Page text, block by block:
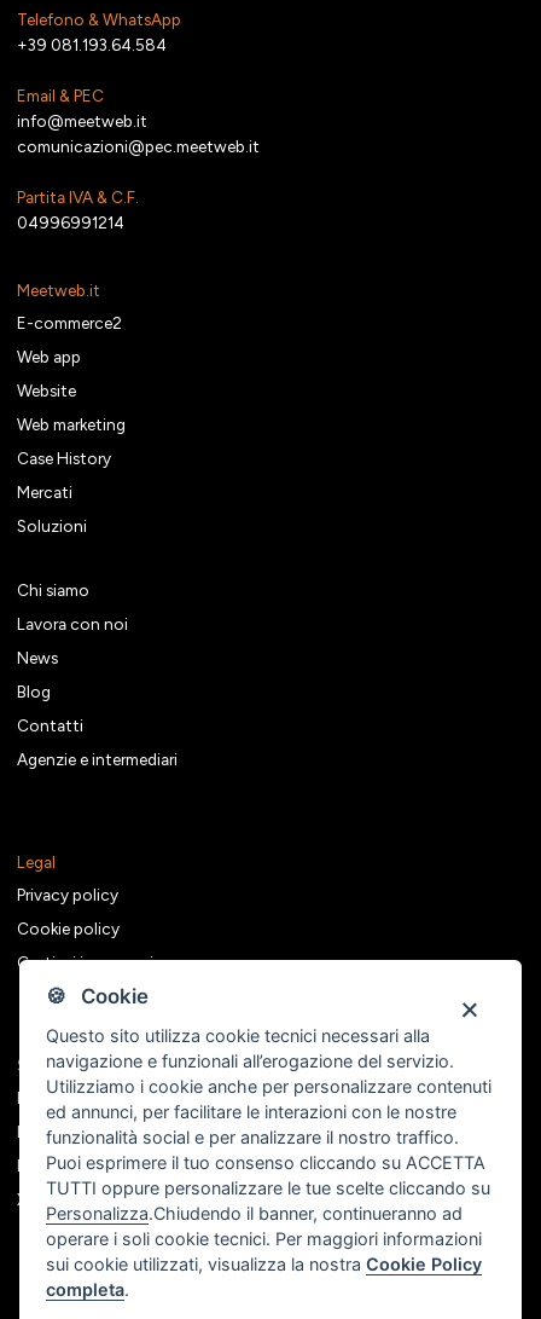
🍪 Cookie
Questo sito utilizza cookie tecnici necessari alla
navigazione e funzionali all’erogazione del servizio.
Utilizziamo i cookie anche per personalizzare contenuti
ed annunci, per facilitare le interazioni con le nostre
funzionalità social e per analizzare il nostro traffico.
Puoi esprimere il tuo consenso cliccando su ACCETTA
TUTTI oppure personalizzare le tue scelte cliccando su
Personalizza.Chiudendo il banner, continueranno ad
operare i soli cookie tecnici. Per maggiori informazioni
sui cookie utilizzati, visualizza la nostraCookie Policy
completa.
Telefono & WhatsApp
+39 081.193.64.584
Email & PEC
info@meetweb.it
comunicazioni@pec.meetweb.it
Partita IVA & C.F.
04996991214
Meetweb.it
E-commerce2
Web app
Website
Web marketing
Case History
Mercati
Soluzioni
Chi siamo
Lavora con noi
News
Blog
Contatti
Agenzie e intermediari
Legal
Privacy policy
Cookie policy
Gestisci i consensi
Seguici sui social
Facebook
Instagram
Linkedin
X